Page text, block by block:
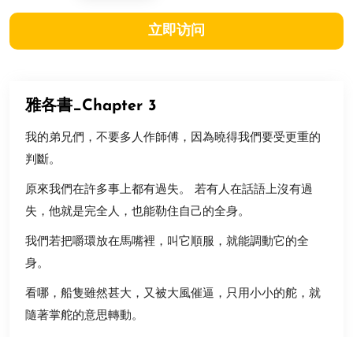
立即访问
雅各書_Chapter 3
我的弟兄們，不要多人作師傅，因為曉得我們要受更重的
判斷。
原來我們在許多事上都有過失。 若有人在話語上沒有過
失，他就是完全人，也能勒住自己的全身。
我們若把嚼環放在馬嘴裡，叫它順服，就能調動它的全
身。
看哪，船隻雖然甚大，又被大風催逼，只用小小的舵，就
隨著掌舵的意思轉動。